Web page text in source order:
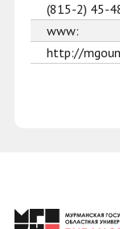
(815-2) 45-
www:
http://